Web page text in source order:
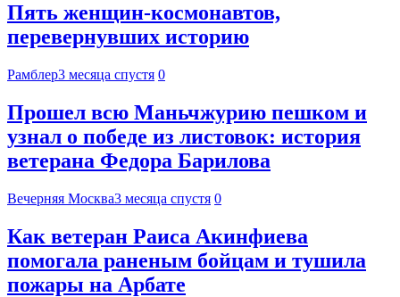
Пять женщин-космонавтов,
перевернувших историю
Рамблер3 месяца спустя 0
Прошел всю Маньчжурию пешком и
узнал о победе из листовок: история
ветерана Федора Барилова
Вечерняя Москва3 месяца спустя 0
Как ветеран Раиса Акинфиева
помогала раненым бойцам и тушила
пожары на Арбате